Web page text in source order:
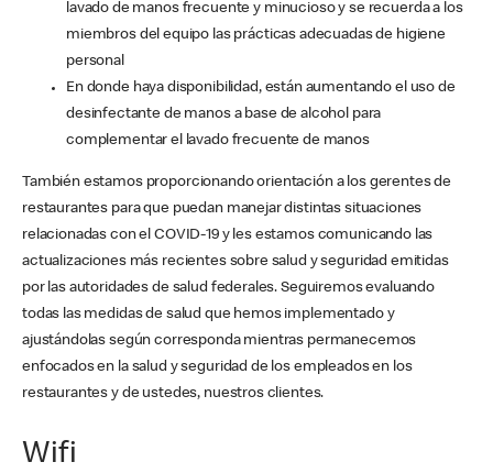
lavado de manos frecuente y minucioso y se recuerda a los
miembros del equipo las prácticas adecuadas de higiene
personal
En donde haya disponibilidad, están aumentando el uso de
desinfectante de manos a base de alcohol para
complementar el lavado frecuente de manos
También estamos proporcionando orientación a los gerentes de
restaurantes para que puedan manejar distintas situaciones
relacionadas con el COVID-19 y les estamos comunicando las
actualizaciones más recientes sobre salud y seguridad emitidas
por las autoridades de salud federales. Seguiremos evaluando
todas las medidas de salud que hemos implementado y
ajustándolas según corresponda mientras permanecemos
enfocados en la salud y seguridad de los empleados en los
restaurantes y de ustedes, nuestros clientes.
Wifi